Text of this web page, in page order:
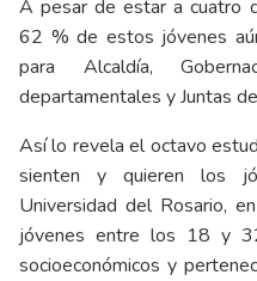
A pesar de estar a cuatro
62 % de estos jóvenes
para Alcaldía,
departamentales y Juntas
Así lo revela el octavo
sienten y quieren los
Universidad del Rosario,
jóvenes entre los 18 y
socioeconómicos y